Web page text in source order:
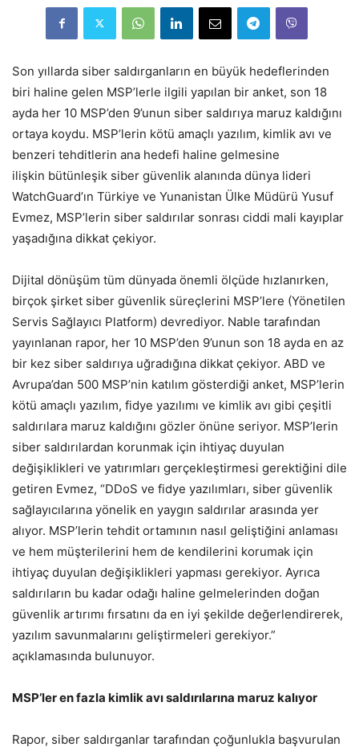
Son yıllarda siber saldırganların en büyük hedeflerinden
biri haline gelen MSP’lerle ilgili yapılan bir anket, son 18
ayda her 10 MSP’den 9’unun siber saldırıya maruz kaldığını
ortaya koydu. MSP’lerin kötü amaçlı yazılım, kimlik avı ve
benzeri tehditlerin ana hedefi haline gelmesine
ilişkin bütünleşik siber güvenlik alanında dünya lideri
WatchGuard’ın Türkiye ve Yunanistan Ülke Müdürü Yusuf
Evmez, MSP’lerin siber saldırılar sonrası ciddi mali kayıplar
yaşadığına dikkat çekiyor.
Dijital dönüşüm tüm dünyada önemli ölçüde hızlanırken,
birçok şirket siber güvenlik süreçlerini MSP’lere (Yönetilen
Servis Sağlayıcı Platform) devrediyor. Nable tarafından
yayınlanan rapor, her 10 MSP’den 9’unun son 18 ayda en az
bir kez siber saldırıya uğradığına dikkat çekiyor. ABD ve
Avrupa’dan 500 MSP’nin katılım gösterdiği anket, MSP’lerin
kötü amaçlı yazılım, fidye yazılımı ve kimlik avı gibi çeşitli
saldırılara maruz kaldığını gözler önüne seriyor. MSP’lerin
siber saldırılardan korunmak için ihtiyaç duyulan
değişiklikleri ve yatırımları gerçekleştirmesi gerektiğini dile
getiren Evmez, “DDoS ve fidye yazılımları, siber güvenlik
sağlayıcılarına yönelik en yaygın saldırılar arasında yer
alıyor. MSP’lerin tehdit ortamının nasıl geliştiğini anlaması
ve hem müşterilerini hem de kendilerini korumak için
ihtiyaç duyulan değişiklikleri yapması gerekiyor. Ayrıca
saldırıların bu kadar odağı haline gelmelerinden doğan
güvenlik artırımı fırsatını da en iyi şekilde değerlendirerek,
yazılım savunmalarını geliştirmeleri gerekiyor.”
açıklamasında bulunuyor.
MSP’ler en fazla kimlik avı saldırılarına maruz kalıyor
Rapor, siber saldırganlar tarafından çoğunlukla başvurulan